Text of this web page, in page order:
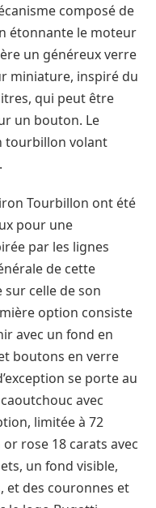
composé de
étonnante le moteur
un généreux verre
miniature, inspiré du
qui peut être
un bouton. Le
tourbillon volant
Tourbillon ont été
pour une
par les lignes
de cette
celle de son
option consiste
avec un fond en
boutons en verre
se porte au
avec
limitée à 72
rose 18 carats avec
un fond visible,
et des couronnes et